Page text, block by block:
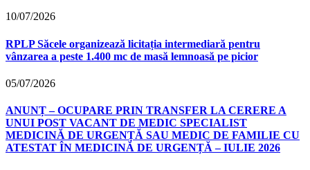
10/07/2026
RPLP Săcele organizează licitația intermediară pentru
vânzarea a peste 1.400 mc de masă lemnoasă pe picior
05/07/2026
ANUNȚ – OCUPARE PRIN TRANSFER LA CERERE A
UNUI POST VACANT DE MEDIC SPECIALIST
MEDICINĂ DE URGENȚĂ SAU MEDIC DE FAMILIE CU
ATESTAT ÎN MEDICINĂ DE URGENȚĂ – IULIE 2026